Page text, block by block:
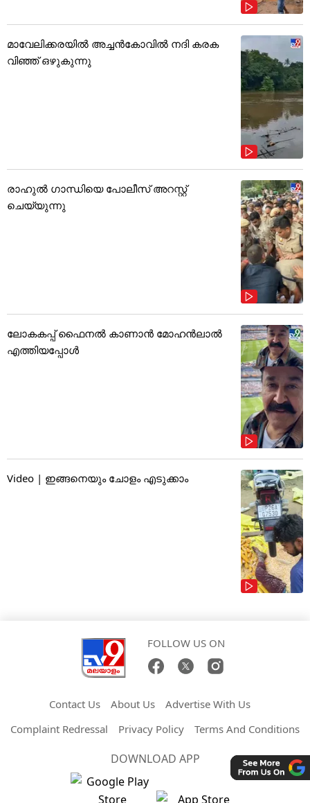
മാവേലിക്കരയിൽ അച്ചൻകോവിൽ നദി കരക
വിഞ്ഞ് ഒഴുകുന്നു
രാഹുൽ ഗാന്ധിയെ പോലീസ് അറസ്റ്റ്
ചെയ്യുന്നു
ലോകകപ്പ് ഫൈനൽ കാണാൻ മോഹൻലാൽ
എത്തിയപ്പോൾ
Video | ഇങ്ങനെയും ചോളം എടുക്കാം
FOLLOW US ON
Contact Us About Us
Advertise With Us
Complaint Redressal
Privacy Policy Terms And Conditions
DOWNLOAD APP